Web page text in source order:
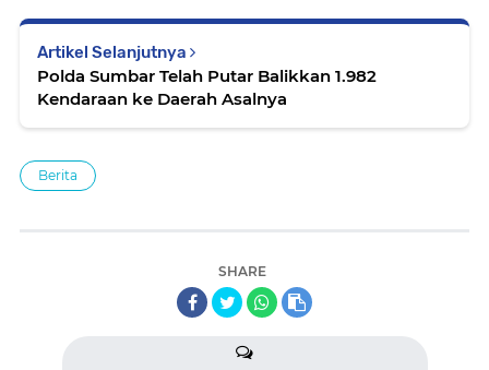
Artikel Selanjutnya
Polda Sumbar Telah Putar Balikkan 1.982
Kendaraan ke Daerah Asalnya
Berita
SHARE